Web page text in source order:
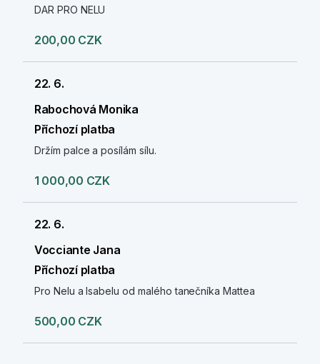
DAR PRO NELU
200,00 CZK
22. 6.
Rabochová Monika
Příchozí platba
Držím palce a posílám sílu.
1 000,00 CZK
22. 6.
Vocciante Jana
Příchozí platba
Pro Nelu a Isabelu od malého tanečníka Mattea
500,00 CZK